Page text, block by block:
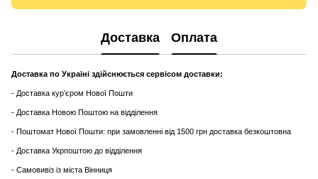
Доставка Оплата
Доставка по Україні здійснюється сервісом доставки:
- Доставка кур’єром Нової Пошти
- Доставка Новою Поштою на відділення
- Поштомат Нової Пошти: при замовленні від 1500 грн доставка безкоштовна
- Доставка Укрпоштою до відділення
- Самовивіз із міста Вінниця